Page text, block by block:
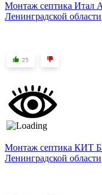
Монтаж септика Итал
Ленинградской области
25
Монтаж септика КИТ
Ленинградской области